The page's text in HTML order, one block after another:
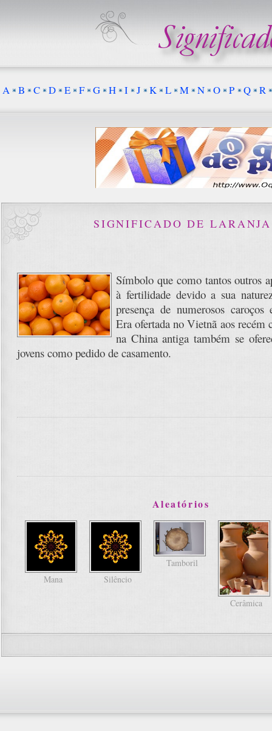
SIGNIFICADO DE LARANJA
Símbolo que como tantos outros
à fertilidade devido a sua
presença de numerosos
Era ofertada no Vietnã aos recém
na China antiga também se
jovens como pedido de casamento.
Aleatórios
Mana Silêncio
Tamboril
Cerâmica
A B C D E F G H I J K L M N O P Q R